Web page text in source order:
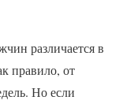
различается в
правило, от
Но если